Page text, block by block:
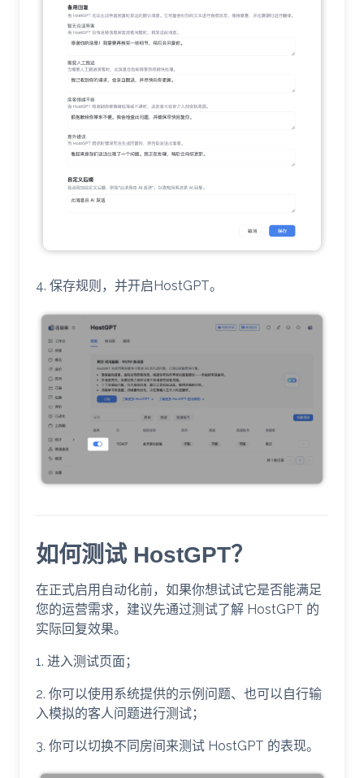
4. 保存规则，并开启HostGPT。
如何测试 HostGPT？
在正式启用自动化前，如果你想试试它是否能满足
您的运营需求，建议先通过测试了解 HostGPT 的
实际回复效果。
1. 进入测试页面；
2. 你可以使用系统提供的示例问题、也可以自行输
入模拟的客人问题进行测试；
3. 你可以切换不同房间来测试 HostGPT 的表现。